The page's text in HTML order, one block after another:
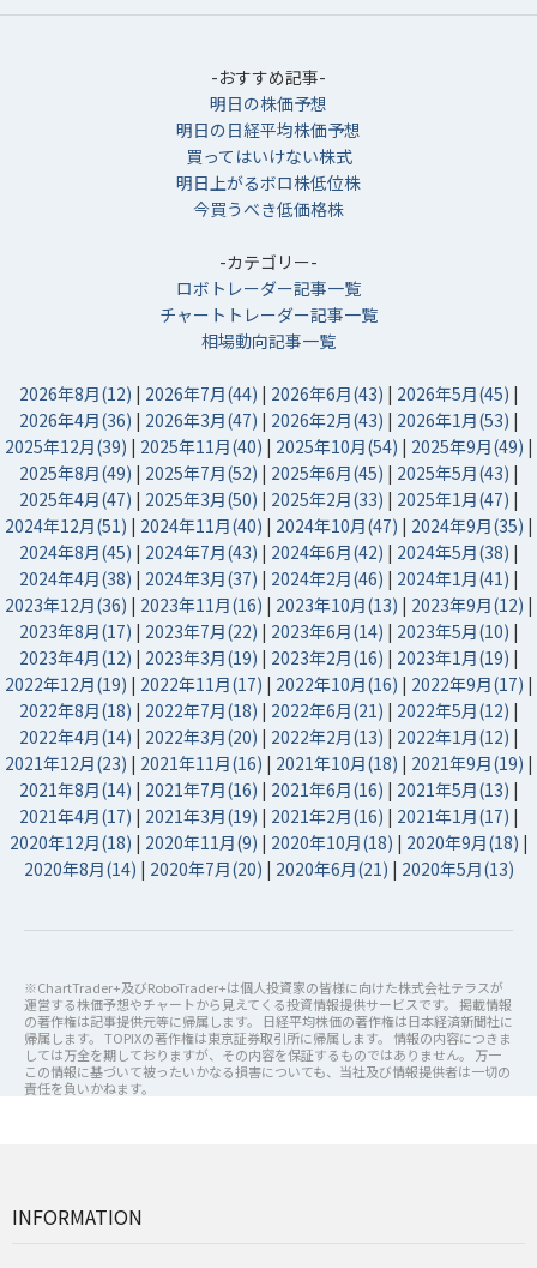
-おすすめ記事-
明日の株価予想
明日の日経平均株価予想
買ってはいけない株式
明日上がるボロ株低位株
今買うべき低価格株
-カテゴリー-
ロボトレーダー記事一覧
チャートトレーダー記事一覧
相場動向記事一覧
2026年8月(12) | 2026年7月(44) | 2026年6月(43) | 2026年5月(45) |
2026年4月(36) | 2026年3月(47) | 2026年2月(43) | 2026年1月(53) |
2025年12月(39) | 2025年11月(40) | 2025年10月(54) | 2025年9月(49) |
2025年8月(49) | 2025年7月(52) | 2025年6月(45) | 2025年5月(43) |
2025年4月(47) | 2025年3月(50) | 2025年2月(33) | 2025年1月(47) |
2024年12月(51) | 2024年11月(40) | 2024年10月(47) | 2024年9月(35) |
2024年8月(45) | 2024年7月(43) | 2024年6月(42) | 2024年5月(38) |
2024年4月(38) | 2024年3月(37) | 2024年2月(46) | 2024年1月(41) |
2023年12月(36) | 2023年11月(16) | 2023年10月(13) | 2023年9月(12) |
2023年8月(17) | 2023年7月(22) | 2023年6月(14) | 2023年5月(10) |
2023年4月(12) | 2023年3月(19) | 2023年2月(16) | 2023年1月(19) |
2022年12月(19) | 2022年11月(17) | 2022年10月(16) | 2022年9月(17) |
2022年8月(18) | 2022年7月(18) | 2022年6月(21) | 2022年5月(12) |
2022年4月(14) | 2022年3月(20) | 2022年2月(13) | 2022年1月(12) |
2021年12月(23) | 2021年11月(16) | 2021年10月(18) | 2021年9月(19) |
2021年8月(14) | 2021年7月(16) | 2021年6月(16) | 2021年5月(13) |
2021年4月(17) | 2021年3月(19) | 2021年2月(16) | 2021年1月(17) |
2020年12月(18) | 2020年11月(9) | 2020年10月(18) | 2020年9月(18) |
2020年8月(14) | 2020年7月(20) | 2020年6月(21) | 2020年5月(13)
※ChartTrader+及びRoboTrader+は個人投資家の皆様に向けた株式会社テラスが
運営する株価予想やチャートから見えてくる投資情報提供サービスです。 掲載情報
の著作権は記事提供元等に帰属します。 日経平均株価の著作権は日本経済新聞社に
帰属します。 TOPIXの著作権は東京証券取引所に帰属します。 情報の内容につきま
しては万全を期しておりますが、その内容を保証するものではありません。 万一
この情報に基づいて被ったいかなる損害についても、当社及び情報提供者は一切の
責任を負いかねます。
INFORMATION